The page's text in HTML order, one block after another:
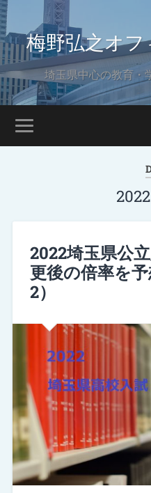
梅野弘之オ
埼玉県中心の教育・
2022埼玉県公
更後の倍率を
2）